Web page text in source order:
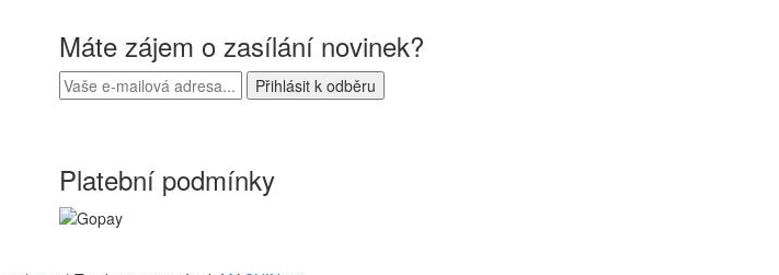
Máte zájem o zasílání novinek?
Platební podmínky